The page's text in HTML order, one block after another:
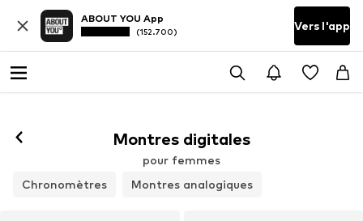
ABOUT YOU App
(152.700) Vers l'app
Montres digitales
pour femmes
Chronomètres
Montres analogiques